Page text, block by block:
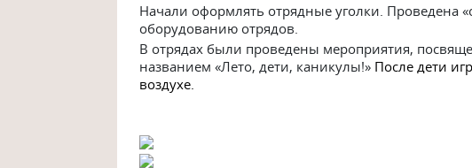
Начали оформлять отрядные уголки. Проведена
оборудованию отрядов.
В отрядах были проведены мероприятия,
названием «Лето, дети, каникулы!» После дети
воздухе.